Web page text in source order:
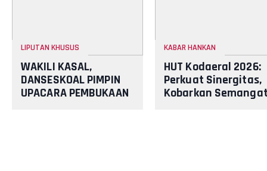
LIPUTAN KHUSUS
WAKILI KASAL,
DANSESKOAL PIMPIN
UPACARA PEMBUKAAN
KABAR HANKAN
HUT Kodaeral 2026:
Perkuat Sinergitas,
Kobarkan